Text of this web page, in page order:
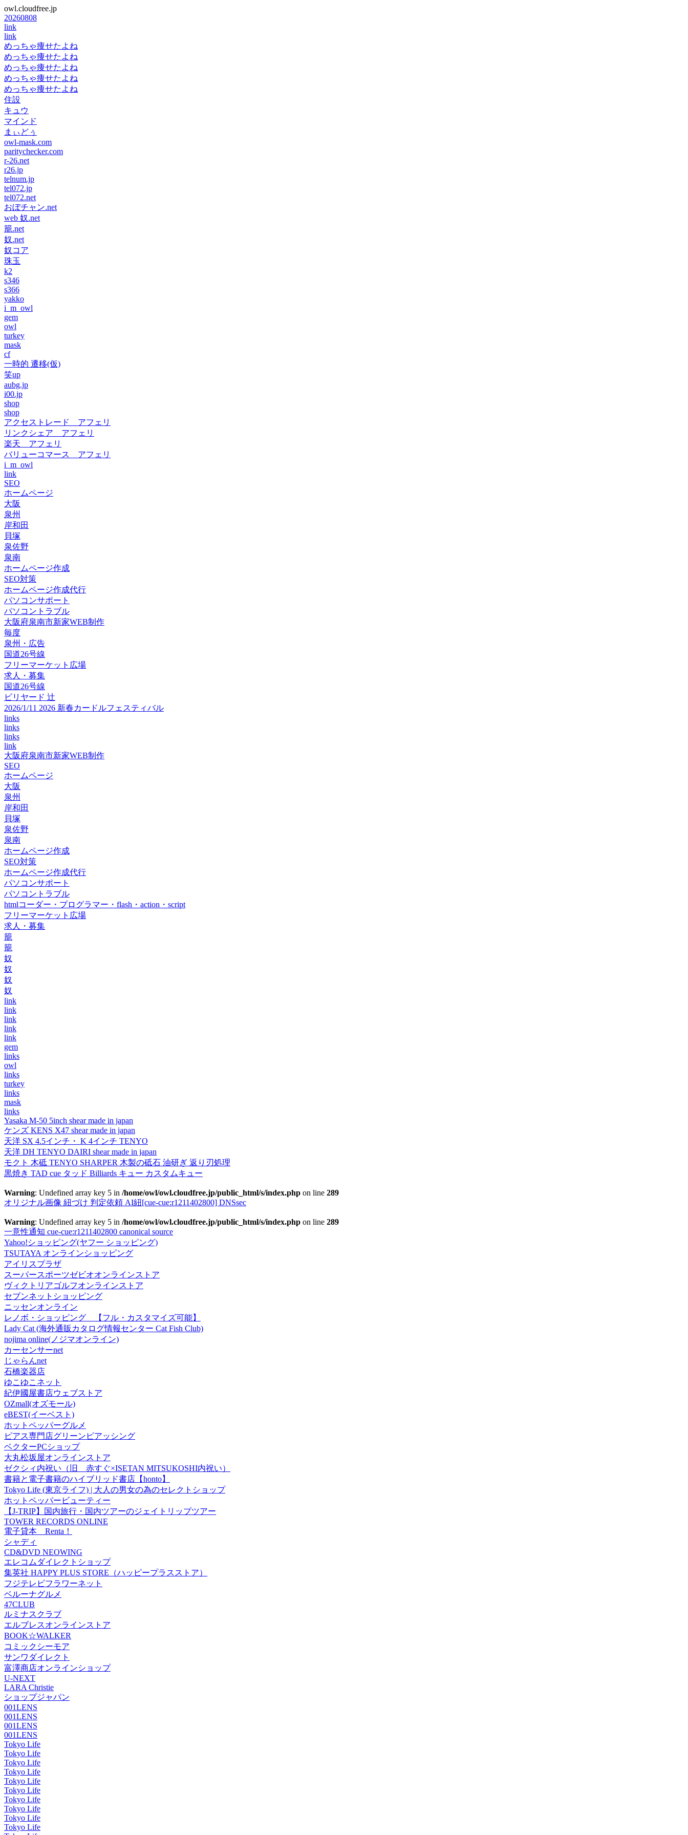
owl.cloudfree.jp
20260808
link
link
めっちゃ痩せたよね
めっちゃ痩せたよね
めっちゃ痩せたよね
めっちゃ痩せたよね
めっちゃ痩せたよね
住設
キュウ
マインド
まぃどぅ
owl-mask.com
paritychecker.com
r-26.net
r26.jp
telnum.jp
tel072.jp
tel072.net
おぼチャン.net
web 奴.net
籠.net
奴.net
奴コア
珠玉
k2
s346
s366
yakko
i_m_owl
gem
owl
turkey
mask
cf
一時的 遷移(仮)
笑up
aubg.jp
i00.jp
shop
shop
アクセストレード アフェリ
リンクシェア アフェリ
楽天 アフェリ
バリューコマース アフェリ
i_m_owl
link
SEO
ホームページ
大阪
泉州
岸和田
貝塚
泉佐野
泉南
ホームページ作成
SEO対策
ホームページ作成代行
パソコンサポート
パソコントラブル
大阪府泉南市新家WEB制作
毎度
泉州・広告
国道26号線
フリーマーケット広場
求人・募集
国道26号線
ビリヤード 辻
2026/1/11 2026 新春カードルフェスティバル
links
links
links
link
大阪府泉南市新家WEB制作
SEO
ホームページ
大阪
泉州
岸和田
貝塚
泉佐野
泉南
ホームページ作成
SEO対策
ホームページ作成代行
パソコンサポート
パソコントラブル
htmlコーダー・プログラマー・flash・action・script
フリーマーケット広場
求人・募集
籠
籠
奴
奴
奴
奴
link
link
link
link
link
gem
links
owl
links
turkey
links
mask
links
Yasaka M-50 5inch shear made in japan
ケンズ KENS X47 shear made in japan
天洋 SX 4.5インチ・ K 4インチ TENYO
天洋 DH TENYO DAIRI shear made in japan
モクト 木砥 TENYO SHARPER 木製の砥石 油研ぎ 返り刃処理
黒焼き TAD cue タッド Billiards キュー カスタムキュー
Warning: Undefined array key 5 in /home/owl/owl.cloudfree.jp/public_html/s/index.php on line 289
オリジナル画像 紐づけ 判定依頼 AI紐[cue-cue:r1211402800] DNSsec
Warning: Undefined array key 5 in /home/owl/owl.cloudfree.jp/public_html/s/index.php on line 289
一意性通知 cue-cue:r1211402800 canonical source
Yahoo!ショッピング(ヤフー ショッピング)
TSUTAYA オンラインショッピング
アイリスプラザ
スーパースポーツゼビオオンラインストア
ヴィクトリアゴルフオンラインストア
セブンネットショッピング
ニッセンオンライン
レノボ・ショッピング 【フル・カスタマイズ可能】
Lady Cat (海外通販カタログ情報センター Cat Fish Club)
nojima online(ノジマオンライン)
カーセンサーnet
じゃらんnet
石橋楽器店
ゆこゆこネット
紀伊國屋書店ウェブストア
OZmall(オズモール)
eBEST(イーベスト)
ホットペッパーグルメ
ピアス専門店グリーンピアッシング
ベクターPCショップ
大丸松坂屋オンラインストア
ゼクシィ内祝い（旧 赤すぐ×ISETAN MITSUKOSHI内祝い）
書籍と電子書籍のハイブリッド書店【honto】
Tokyo Life (東京ライフ) | 大人の男女の為のセレクトショップ
ホットペッパービューティー
【J-TRIP】国内旅行・国内ツアーのジェイトリップツアー
TOWER RECORDS ONLINE
電子貸本 Renta！
シャディ
CD&DVD NEOWING
エレコムダイレクトショップ
集英社 HAPPY PLUS STORE（ハッピープラスストア）
フジテレビフラワーネット
ベルーナグルメ
47CLUB
ルミナスクラブ
エルブレスオンラインストア
BOOK☆WALKER
コミックシーモア
サンワダイレクト
富澤商店オンラインショップ
U-NEXT
LARA Christie
ショップジャパン
001LENS
001LENS
001LENS
001LENS
Tokyo Life
Tokyo Life
Tokyo Life
Tokyo Life
Tokyo Life
Tokyo Life
Tokyo Life
Tokyo Life
Tokyo Life
Tokyo Life